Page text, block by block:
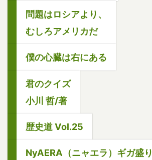
問題はロシアより、
むしろアメリカだ
僕の心臓は右にある
君のクイズ
小川 哲/著
歴史道 Vol.25
NyAERA（ニャエラ）ギガ盛り